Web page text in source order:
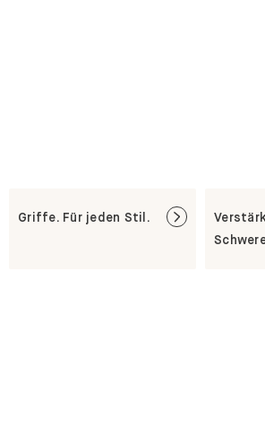
Griffe. Für jeden Stil.